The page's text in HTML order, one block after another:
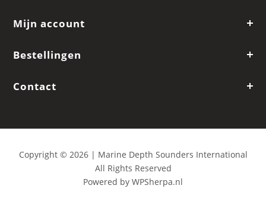
Mijn account
Bestellingen
Contact
Copyright © 2026 | Marine Depth Sounders International
All Rights Reserved
Powered by WPSherpa.nl